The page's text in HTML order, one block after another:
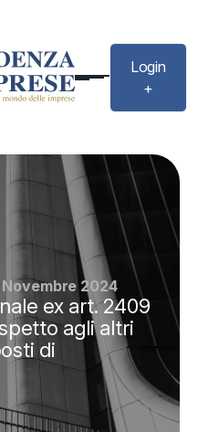
Login
+
2024
ex art. 2409
agli altri
di